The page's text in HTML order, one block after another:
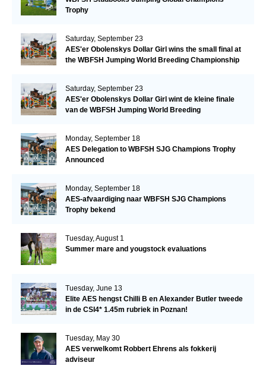
Trophy
Saturday, September 23
AES'er Obolenskys Dollar Girl wins the small final at
the WBFSH Jumping World Breeding Championship
Saturday, September 23
AES'er Obolenskys Dollar Girl wint de kleine finale
van de WBFSH Jumping World Breeding
Monday, September 18
AES Delegation to WBFSH SJG Champions Trophy
Announced
Monday, September 18
AES-afvaardiging naar WBFSH SJG Champions
Trophy bekend
Tuesday, August 1
Summer mare and yougstock evaluations
Tuesday, June 13
Elite AES hengst Chilli B en Alexander Butler tweede
in de CSI4* 1.45m rubriek in Poznan!
Tuesday, May 30
AES verwelkomt Robbert Ehrens als fokkerij
adviseur